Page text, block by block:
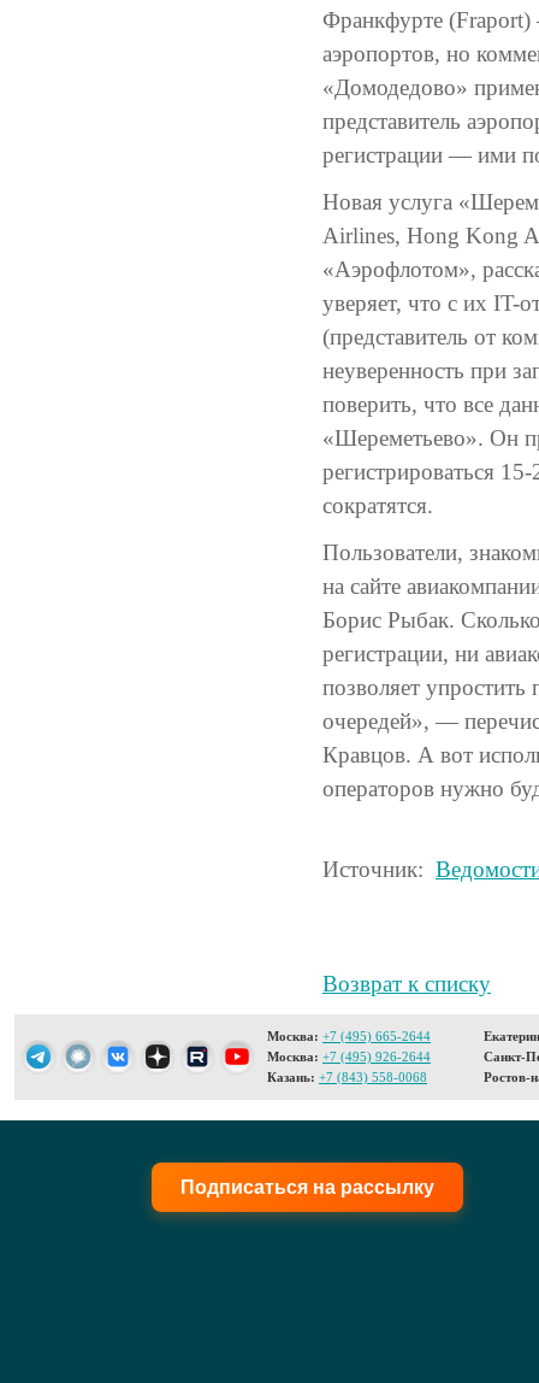
Франкфурте (Fraport)
аэропортов, но
«Домодедово»
представитель
регистрации — ими
Новая услуга
Airlines, Hong Kong
«Аэрофлотом»,
уверяет, что с их IT-
(представитель от
неуверенность при
поверить, что все
«Шереметьево». Он
регистрироваться
сократятся.
Пользователи,
на сайте
Борис Рыбак.
регистрации, ни
позволяет упростить
очередей», —
Кравцов. А вот
операторов нужно
Источник:
Возврат к списку
Москва: +7 (495) 665-2644
Москва: +7 (495) 926-2644
Казань: +7 (843) 558-0068
Санкт-
Ростов-
Подписаться на рассылку